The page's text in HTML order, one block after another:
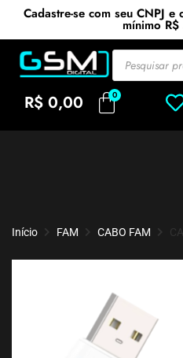
Cadastre-se com seu CNPJ
mínimo
R$ 0,00
Início FAM CABO FAM